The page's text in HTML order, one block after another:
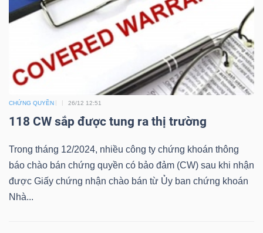
CHỨNG QUYỀN 26/12 12:51
118 CW sắp được tung ra thị trường
Trong tháng 12/2024, nhiều công ty chứng khoán thông
báo chào bán chứng quyền có bảo đảm (CW) sau khi nhận
được Giấy chứng nhận chào bán từ Ủy ban chứng khoán
Nhà...
Đào
tạo
Sách